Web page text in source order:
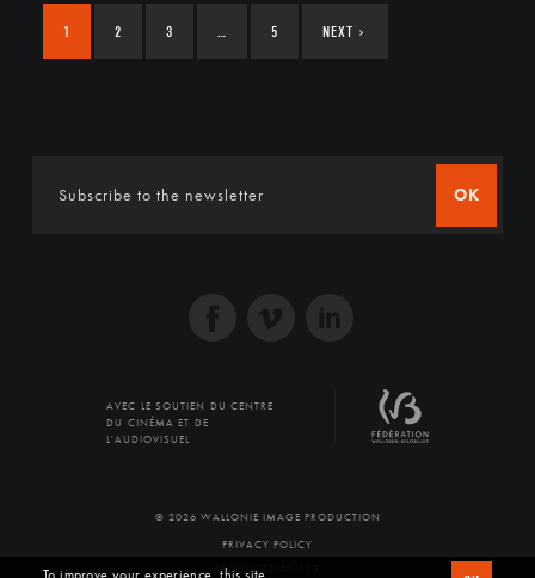
1 2 3 5 NEXT ›
OK
AVEC LE SOUTIEN DU CENTRE
DU CINÉMA ET DE
L'AUDIOVISUEL
© 2026 WALLONIE IMAGE PRODUCTION
PRIVACY POLICY
PRODUCED BY SFD
To improve your experience, this site